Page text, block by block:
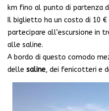
km fino al punto di partenza
Il biglietto ha un costo di 10 €
partecipare all’escursione in
alle saline.
A bordo di questo comodo
delle saline, dei fenicotteri e